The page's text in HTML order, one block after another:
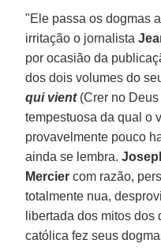
"Ele passa os dogmas
irritação o jornalista
por ocasião da
dos dois volumes do
qui vient(Crer no Deus
tempestuosa da qual o
provavelmente pouco
ainda se lembra.
Mercier com razão,
totalmente nua,
libertada dos mitos
católica fez seus